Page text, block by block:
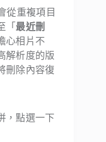
從重複項目
「 最近刪
心相片不
解析度的版
刪除內容復
，點選一下